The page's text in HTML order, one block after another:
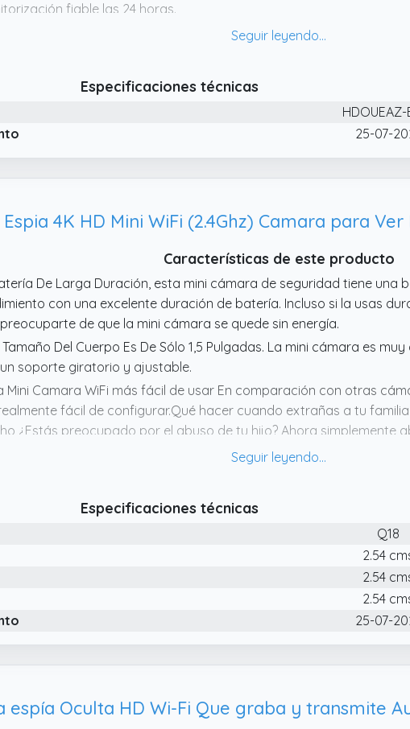
fiable las 24 horas.
HD 1080P de Alta Definición. Esta mini cámara WiFi ofrece
Remoto desde Cualquier Lugar. Controle y visualice las
Especificaciones técnicas
HDOUEAZ-
25-07-
4K HD Mini WiFi (2.4Ghz) Camara para Ver
Características de este producto
De Larga Duración, esta mini cámara de seguridad tiene una
con una excelente duración de batería. Incluso si la usas
de que la mini cámara se quede sin energía.
Del Cuerpo Es De Sólo 1,5 Pulgadas. La mini cámara es
soporte giratorio y ajustable.
Mini Camara WiFi más fácil de usar En comparación con otras
fácil de configurar.Qué hacer cuando extrañas a tu
¿Estás preocupado por el abuso de tu hijo? Ahora simplemente
y podrás ver el video en vivo de la cámara en cualquier momento
remota la pantalla de monitoreo y cambiar los modos de
de detección de movimiento, rápida y precisa Cuando esta
se mueve, tendrá un video de alarma de movimiento y le enviará
posible, para que sepa la situación anormal en 0,5 segundos. Esta
Mini Camara de seguridad interior para monitorear de cerca su
Especificaciones técnicas
Q18
2.54
2.54
2.54
25-07-
espía Oculta HD Wi-Fi Que graba y transmite